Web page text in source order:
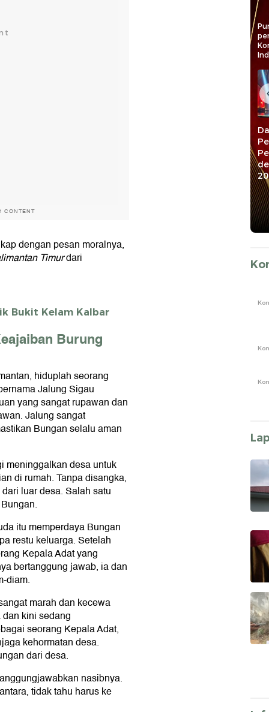
CONTENT
dengan pesan moralnya,
Timurdari
Bukit Kelam Kalbar
Burung
hiduplah seorang
Jalung Sigau
yang sangat rupawan dan
Jalung sangat
Bungan selalu aman
meninggalkan desa untuk
di rumah. Tanpa disangka,
luar desa. Salah satu
itu memperdaya Bungan
restu keluarga. Setelah
Kepala Adat yang
bertanggung jawab, ia dan
diam.
marah dan kecewa
kini sedang
seorang Kepala Adat,
kehormatan desa.
dari desa.
nasibnya.
tidak tahu harus ke